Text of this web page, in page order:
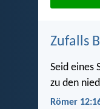
Zufalls
Seid eines
zu den
Römer